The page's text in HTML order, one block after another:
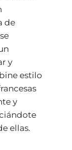
de
y
estilo
y
ellas.